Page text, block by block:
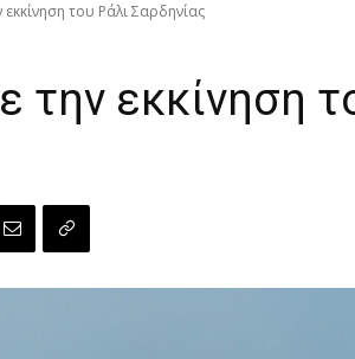
εκκίνηση του Ράλι Σαρδηνίας
την εκκίνηση